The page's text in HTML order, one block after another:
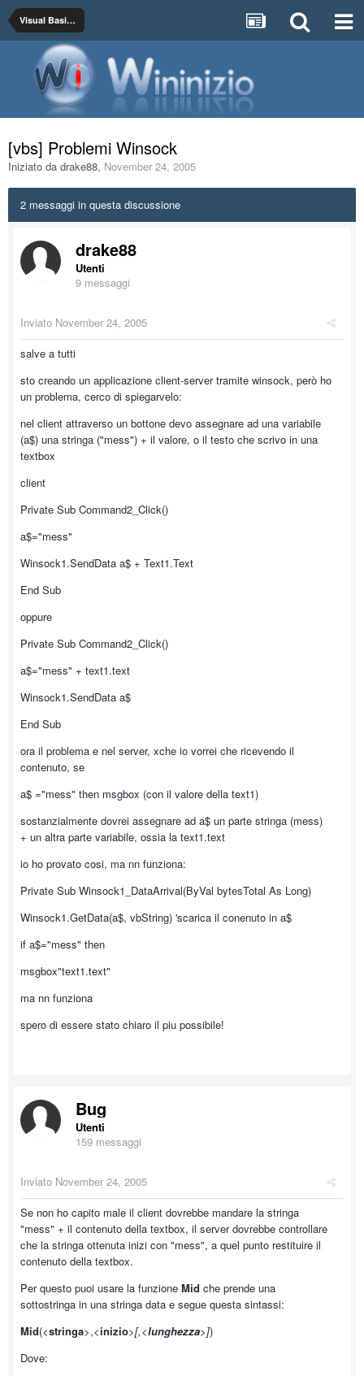
Visual Basic 6.0
[vbs] Problemi Winsock
Iniziato da drake88, November 24, 2005
2 messaggi in questa discussione
drake88
Utenti
9 messaggi
Inviato November 24, 2005
salve a tutti
sto creando un applicazione client-server tramite winsock, però ho
un problema, cerco di spiegarvelo:
nel client attraverso un bottone devo assegnare ad una variabile
(a$) una stringa ("mess") + il valore, o il testo che scrivo in una
textbox
client
Private Sub Command2_Click()
a$="mess"
Winsock1.SendData a$ + Text1.Text
End Sub
oppure
Private Sub Command2_Click()
a$="mess" + text1.text
Winsock1.SendData a$
End Sub
ora il problema e nel server, xche io vorrei che ricevendo il
contenuto, se
a$ ="mess" then msgbox (con il valore della text1)
sostanzialmente dovrei assegnare ad a$ un parte stringa (mess)
+ un altra parte variabile, ossia la text1.text
io ho provato cosi, ma nn funziona:
Private Sub Winsock1_DataArrival(ByVal bytesTotal As Long)
Winsock1.GetData(a$, vbString) 'scarica il conenuto in a$
if a$="mess" then
msgbox"text1.text"
ma nn funziona
spero di essere stato chiaro il piu possibile!
Bug
Utenti
159 messaggi
Inviato November 24, 2005
Se non ho capito male il client dovrebbe mandare la stringa
"mess" + il contenuto della textbox, il server dovrebbe controllare
che la stringa ottenuta inizi con "mess", a quel punto restituire il
contenuto della textbox.
Per questo puoi usare la funzione Mid che prende una
sottostringa in una stringa data e segue questa sintassi:
Mid(<stringa>,<inizio>[,<lunghezza>])
Dove: